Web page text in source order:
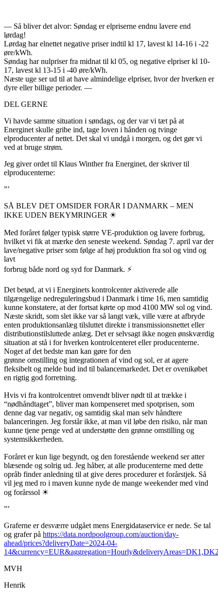
— Så bliver det alvor: Søndag er elpriserne endnu lavere end
lørdag!
Lørdag har elnettet negative priser indtil kl 17, lavest kl 14-16 i -22
øre/kWh.
Søndag har nulpriser fra midnat til kl 05, og negative elpriser kl 10-
17, lavest kl 13-15 i -40 øre/kWh.
Næste uge ser ud til at have almindelige elpriser, hvor der hverken er
dyre eller billige perioder. —
DEL GERNE
Vi havde samme situation i søndags, og der var vi tæt på at
Energinet skulle gribe ind, tage loven i hånden og tvinge
elproducenter af nettet. Det skal vi undgå i morgen, og det gør vi
ved at bruge strøm.
Jeg giver ordet til Klaus Winther fra Energinet, der skriver til
elproducenterne:
”’
SÅ BLEV DET OMSIDER FORÅR I DANMARK – MEN
IKKE UDEN BEKYMRINGER ☀
Med foråret følger typisk større VE-produktion og lavere forbrug,
hvilket vi fik at mærke den seneste weekend. Søndag 7. april var der
lave/negative priser som følge af høj produktion fra sol og vind og
lavt
forbrug både nord og syd for Danmark. ⚡
Det betød, at vi i Energinets kontrolcenter aktiverede alle
tilgængelige nedreguleringsbud i Danmark i time 16, men samtidig
kunne konstatere, at der fortsat kørte op mod 4100 MW sol og vind.
Næste skridt, som slet ikke var så langt væk, ville være at afbryde
enten produktionsanlæg tilsluttet direkte i transmissionsnettet eller
distributionstilsluttede anlæg. Det er selvsagt ikke nogen ønskværdig
situation at stå i for hverken kontrolcenteret eller producenterne.
Noget af det bedste man kan gøre for den
grønne omstilling og integrationen af vind og sol, er at agere
fleksibelt og melde bud ind til balancemarkedet. Det er ovenikøbet
en rigtig god forretning.
Hvis vi fra kontrolcentret omvendt bliver nødt til at trække i
“nødhåndtaget”, bliver man kompenseret med spotprisen, som
denne dag var negativ, og samtidig skal man selv håndtere
balanceringen. Jeg forstår ikke, at man vil løbe den risiko, når man
kunne tjene penge ved at understøtte den grønne omstilling og
systemsikkerheden.
Foråret er kun lige begyndt, og den forestående weekend ser atter
blæsende og solrig ud. Jeg håber, at alle producenterne med dette
opråb finder anledning til at give deres procedurer et forårstjek. Så
vil jeg med ro i maven kunne nyde de mange weekender med vind
og forårssol ☀
”’
Graferne er desværre udgået mens Energidataservice er nede. Se tal
og grafer på https://data.nordpoolgroup.com/auction/day-
ahead/prices?deliveryDate=2024-04-
MVH
Henrik